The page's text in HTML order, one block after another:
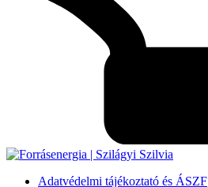
Adatvédelmi tájékoztató és ÁSZF